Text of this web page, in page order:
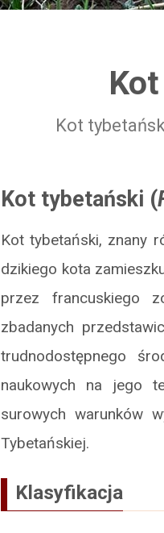
Kot
Kot tybetański (
Kot tybetański, znany
dzikiego kota
przez francuskiego
zbadanych
trudnodostępnego
naukowych na jego
surowych warunków
Tybetańskiej.
Klasyfikacja